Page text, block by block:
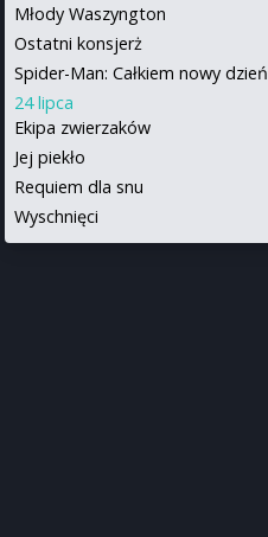
Młody Waszyngton
Ostatni konsjerż
Spider-Man: Całkiem nowy dzień
24 lipca
Ekipa zwierzaków
Jej piekło
Requiem dla snu
Wyschnięci